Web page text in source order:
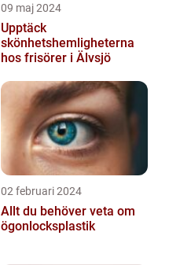
09 maj 2024
Upptäck
skönhetshemligheterna
hos frisörer i Älvsjö
02 februari 2024
Allt du behöver veta om
ögonlocksplastik